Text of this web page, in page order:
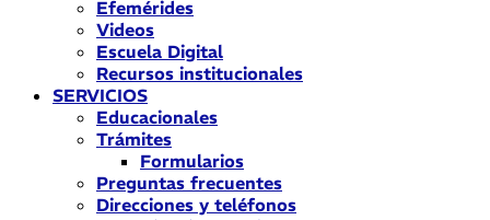
Efemérides
Videos
Escuela Digital
Recursos institucionales
SERVICIOS
Educacionales
Trámites
Formularios
Preguntas frecuentes
Direcciones y teléfonos